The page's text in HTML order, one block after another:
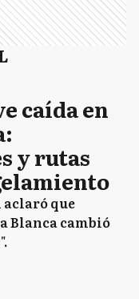
caída en
y rutas
que
Blanca cambió